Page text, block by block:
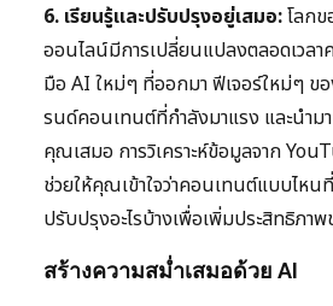
6. เรียนรู้และปรับปรุงอยู่เสมอ:โลก
ออนไลน์มีการเปลี่ยนแปลงตลอดเวล
มือ AI ใหม่ๆ ที่ออกมา ฟีเจอร์ใหม่ๆ ข
รนด์คอนเทนต์ที่กำลังมาแรง และนำม
คุณเสมอ การวิเคราะห์ข้อมูลจาก
ช่วยให้คุณเข้าใจว่าคอนเทนต์แบบไห
ปรับปรุงอะไรบ้างเพื่อเพิ่มประสิทธิภา
สร้างความสม่ำเสมอด้วย AI